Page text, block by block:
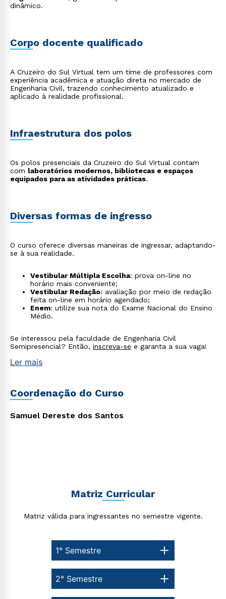
dinâmico.
Corpo docente qualificado
A Cruzeiro do Sul Virtual tem um time de professores com
experiência acadêmica e atuação direta no mercado de
Engenharia Civil, trazendo conhecimento atualizado e
aplicado à realidade profissional.
Infraestrutura dos polos
Os polos presenciais da Cruzeiro do Sul Virtual contam
com laboratórios modernos, bibliotecas e espaços
equipados para as atividades práticas.
Diversas formas de ingresso
O curso oferece diversas maneiras de ingressar, adaptando-
se à sua realidade.
Vestibular Múltipla Escolha: prova on-line no
horário mais conveniente;
Vestibular Redação: avaliação por meio de redação
feita on-line em horário agendado;
Enem: utilize sua nota do Exame Nacional do Ensino
Médio.
Se interessou pela faculdade de Engenharia Civil
Semipresencial? Então, inscreva-se e garanta a sua vaga!
Ler mais
Coordenação do Curso
Samuel Dereste dos Santos
Matriz Curricular
Matriz válida para ingressantes no semestre vigente.
1° Semestre
2° Semestre
Estou de acordo com aPolítica de Privacidade.